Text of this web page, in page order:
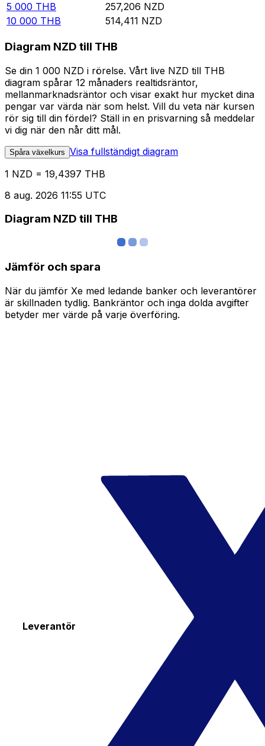
5 000 THB 257,206 NZD
10 000 THB 514,411 NZD
Diagram NZD till THB
Se din 1 000 NZD i rörelse. Vårt live NZD till THB
diagram spårar 12 månaders realtidsräntor,
mellanmarknadsräntor och visar exakt hur mycket dina
pengar var värda när som helst. Vill du veta när kursen
rör sig till din fördel? Ställ in en prisvarning så meddelar
vi dig när den når ditt mål.
Spåra växelkurs Visa fullständigt diagram
1 NZD = 19,4397 THB
8 aug. 2026 11:55 UTC
Diagram NZD till THB
Jämför och spara
När du jämför Xe med ledande banker och leverantörer
är skillnaden tydlig. Bankräntor och inga dolda avgifter
betyder mer värde på varje överföring.
Leverantör